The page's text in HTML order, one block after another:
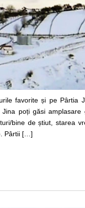
favorite și pe Pârtia
poți găsi
bine de știut, starea
Pârtii […]